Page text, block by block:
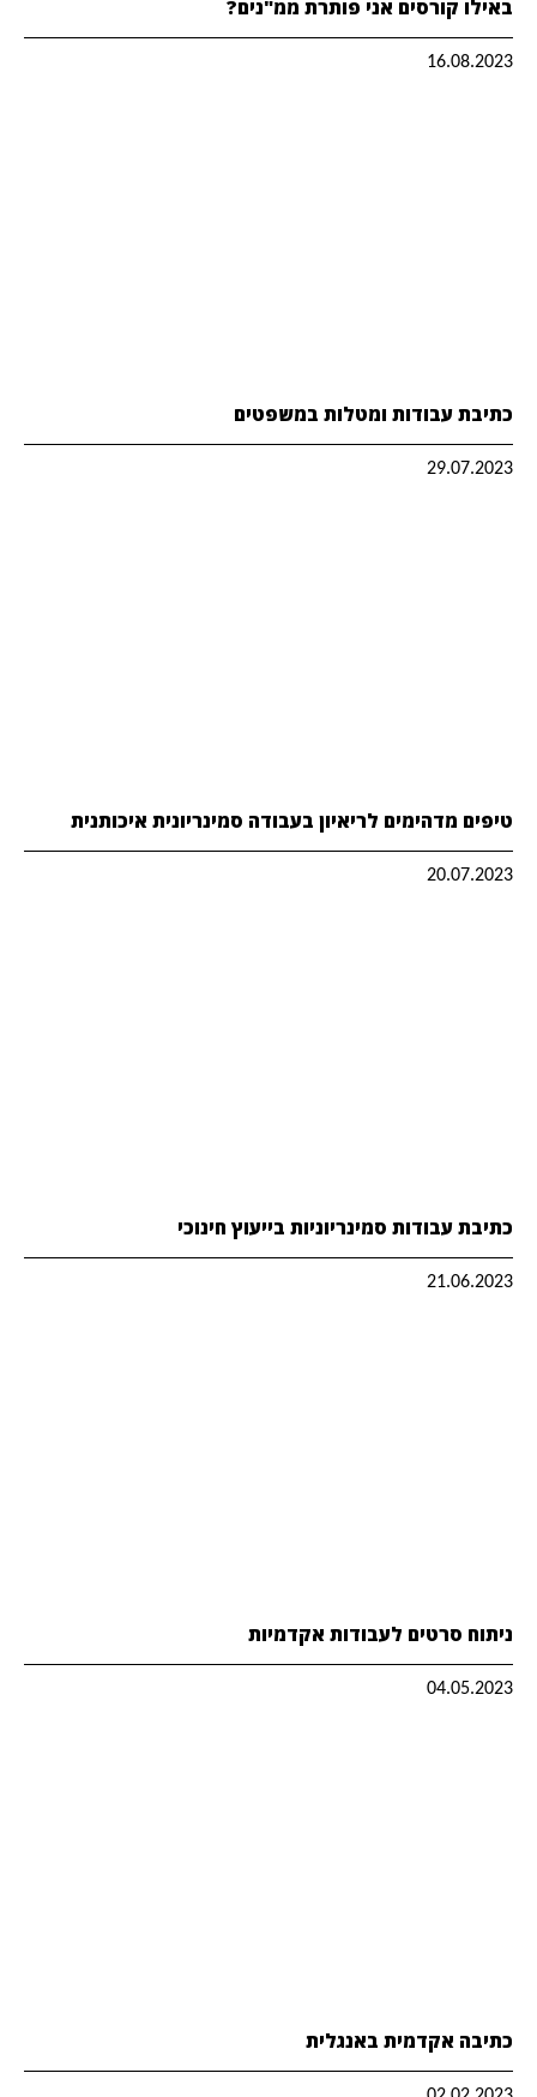
באילו קורסים אני פותרת ממ"נים?
16.08.2023
כתיבת עבודות ומטלות במשפטים
29.07.2023
טיפים מדהימים לריאיון בעבודה סמינריונית איכותנית
20.07.2023
כתיבת עבודות סמינריוניות בייעוץ חינוכי
21.06.2023
ניתוח סרטים לעבודות אקדמיות
04.05.2023
כתיבה אקדמית באנגלית